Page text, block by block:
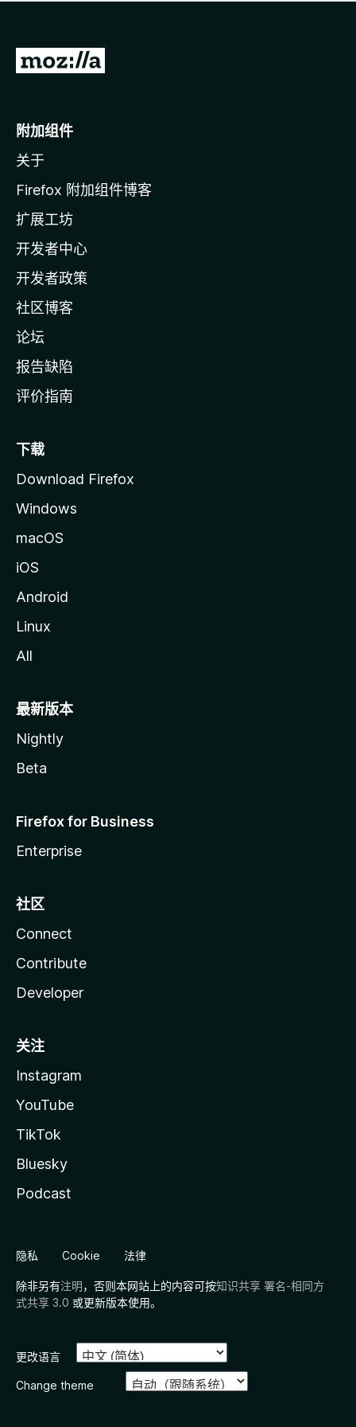
无
转
o
i
l
a
主
页
附加组件
关于
Firefox 附加组件博客
扩展工坊
开发者中心
开发者政策
社区博客
论坛
报告缺陷
评价指南
下载
Download Firefox
Windows
macOS
iOS
Android
Linux
All
最新版本
Nightly
Beta
Firefox for Business
Enterprise
社区
Connect
Contribute
Developer
关注
Instagram
YouTube
TikTok
Bluesky
Podcast
隐私 Cookie 法律
除非另有注明，否则本网站上的内容可按知识共享 署名-相同方
式共享 3.0 或更新版本使用。
更改语言
Change theme